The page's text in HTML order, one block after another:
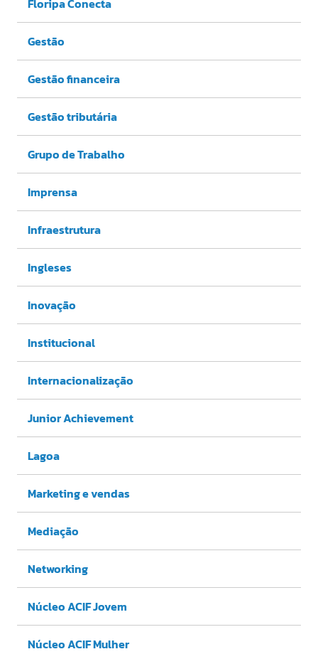
Floripa Conecta
Gestão
Gestão financeira
Gestão tributária
Grupo de Trabalho
Imprensa
Infraestrutura
Ingleses
Inovação
Institucional
Internacionalização
Junior Achievement
Lagoa
Marketing e vendas
Mediação
Networking
Núcleo ACIF Jovem
Núcleo ACIF Mulher